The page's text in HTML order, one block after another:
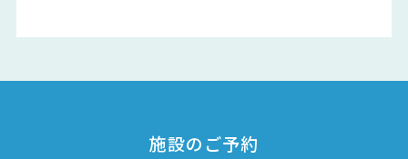
施設のご予約